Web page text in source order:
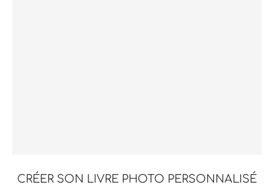
CRÉER SON LIVRE PHOTO PERSONNALISÉ